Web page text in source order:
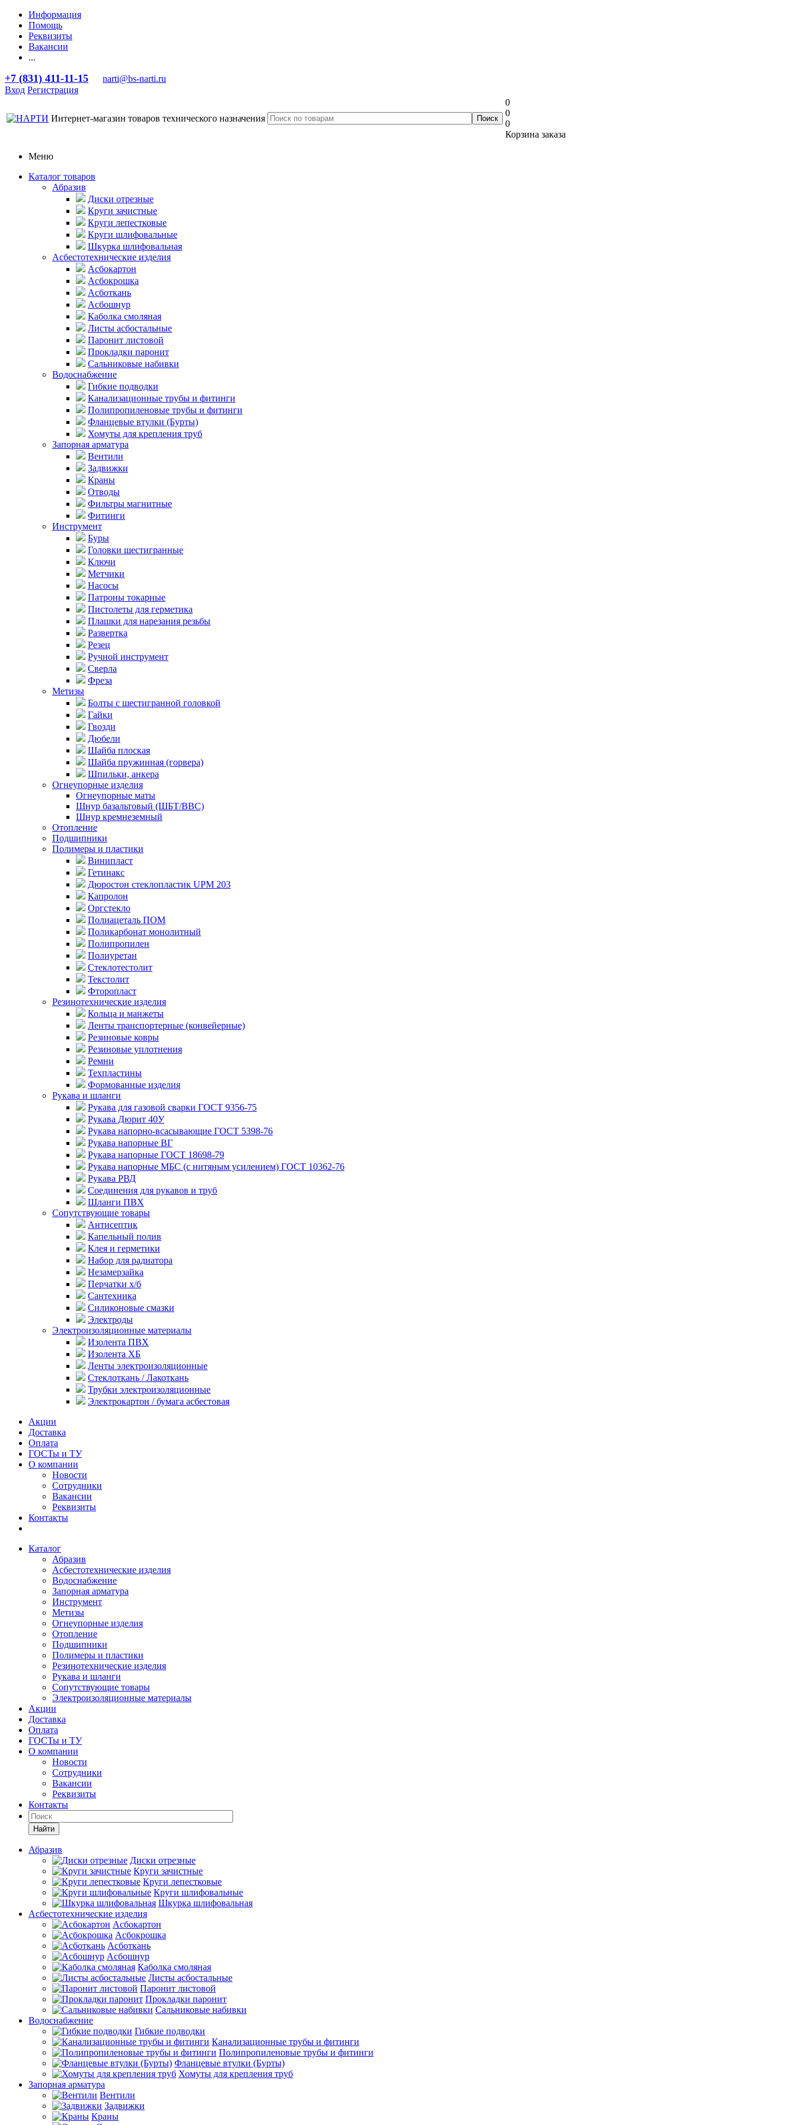
Информация
Помощь
Реквизиты
Вакансии
...
+7 (831) 411-11-15
narti@bs-narti.ru
Вход Регистрация
Интернет-магазин товаров технического назначения
0
0
0
Корзина заказа
Меню
Каталог товаров
Абразив
Диски отрезные
Круги зачистные
Круги лепестковые
Круги шлифовальные
Шкурка шлифовальная
Асбестотехнические изделия
Асбокартон
Асбокрошка
Асботкань
Асбошнур
Каболка смоляная
Листы асбостальные
Паронит листовой
Прокладки паронит
Сальниковые набивки
Водоснабжение
Гибкие подводки
Канализационные трубы и фитинги
Полипропиленовые трубы и фитинги
Фланцевые втулки (Бурты)
Хомуты для крепления труб
Запорная арматура
Вентили
Задвижки
Краны
Отводы
Фильтры магнитные
Фитинги
Инструмент
Буры
Головки шестигранные
Ключи
Метчики
Насосы
Патроны токарные
Пистолеты для герметика
Плашки для нарезания резьбы
Развертка
Резец
Ручной инструмент
Сверла
Фреза
Метизы
Болты с шестигранной головкой
Гайки
Гвозди
Дюбели
Шайба плоская
Шайба пружинная (горвера)
Шпильки, анкера
Огнеупорные изделия
Огнеупорные маты
Шнур базальтовый (ШБТ/ВВС)
Шнур кремнеземный
Отопление
Подшипники
Полимеры и пластики
Винипласт
Гетинакс
Дюростон стеклопластик UPM 203
Капролон
Оргстекло
Полиацеталь ПОМ
Поликарбонат монолитный
Полипропилен
Полиуретан
Стеклотестолит
Текстолит
Фторопласт
Резинотехнические изделия
Кольца и манжеты
Ленты транспортерные (конвейерные)
Резиновые ковры
Резиновые уплотнения
Ремни
Техпластины
Формованные изделия
Рукава и шланги
Рукава для газовой сварки ГОСТ 9356-75
Рукава Дюрит 40У
Рукава напорно-всасывающие ГОСТ 5398-76
Рукава напорные ВГ
Рукава напорные ГОСТ 18698-79
Рукава напорные МБС (с нитяным усилением) ГОСТ 10362-76
Рукава РВД
Соединения для рукавов и труб
Шланги ПВХ
Сопутствующие товары
Антисептик
Капельный полив
Клея и герметики
Набор для радиатора
Незамерзайка
Перчатки х/б
Сантехника
Силиконовые смазки
Электроды
Электроизоляционные материалы
Изолента ПВХ
Изолента ХБ
Ленты электроизоляционные
Стеклоткань / Лакоткань
Трубки электроизоляционные
Электрокартон / бумага асбестовая
Акции
Доставка
Оплата
ГОСТы и ТУ
О компании
Новости
Сотрудники
Вакансии
Реквизиты
Контакты
Каталог
Абразив
Асбестотехнические изделия
Водоснабжение
Запорная арматура
Инструмент
Метизы
Огнеупорные изделия
Отопление
Подшипники
Полимеры и пластики
Резинотехнические изделия
Рукава и шланги
Сопутствующие товары
Электроизоляционные материалы
Акции
Доставка
Оплата
ГОСТы и ТУ
О компании
Новости
Сотрудники
Вакансии
Реквизиты
Контакты
Найти
Абразив
Диски отрезные
Круги зачистные
Круги лепестковые
Круги шлифовальные
Шкурка шлифовальная
Асбестотехнические изделия
Асбокартон
Асбокрошка
Асботкань
Асбошнур
Каболка смоляная
Листы асбостальные
Паронит листовой
Прокладки паронит
Сальниковые набивки
Водоснабжение
Гибкие подводки
Канализационные трубы и фитинги
Полипропиленовые трубы и фитинги
Фланцевые втулки (Бурты)
Хомуты для крепления труб
Запорная арматура
Вентили
Задвижки
Краны